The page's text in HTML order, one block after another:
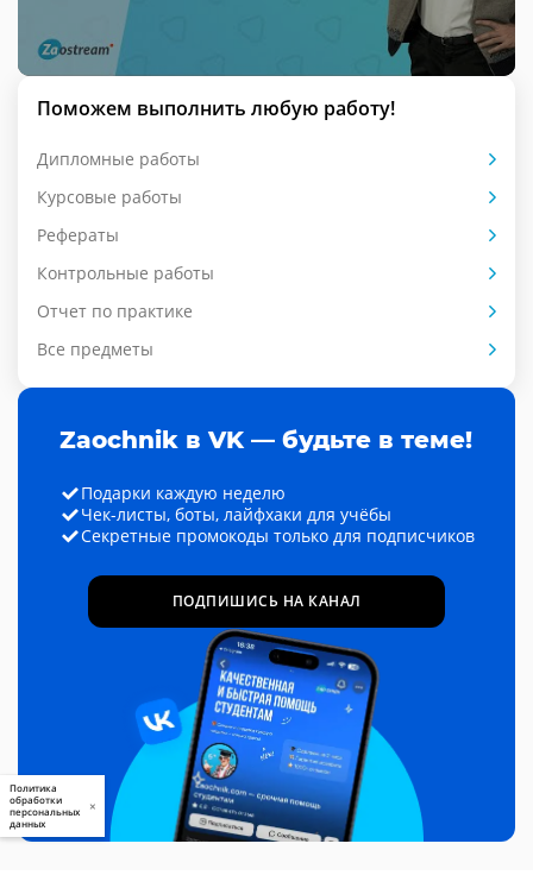
Поможем выполнить любую работу!
Дипломные работы
Курсовые работы
Рефераты
Контрольные работы
Отчет по практике
Все предметы
Zaochnik в VK — будьте в теме!
Подарки каждую неделю
Чек-листы, боты, лайфхаки для учёбы
Секретные промокоды только для подписчиков
ПОДПИШИСЬ НА КАНАЛ
Политика
обработки
персональных
данных
×